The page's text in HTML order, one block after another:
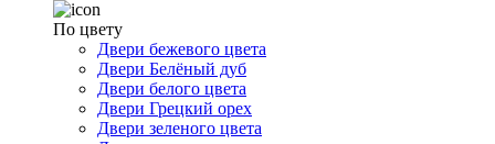
По цвету
Двери бежевого цвета
Двери Белёный дуб
Двери белого цвета
Двери Грецкий орех
Двери зеленого цвета